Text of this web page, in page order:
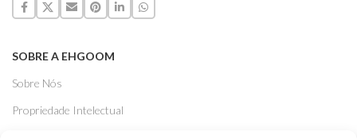
SOBRE A EHGOOM
Sobre Nós
Propriedade Intelectual